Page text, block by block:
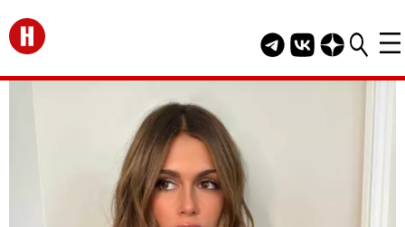
Перейти на главную
Telegram канал
Группа HELLO
Канал